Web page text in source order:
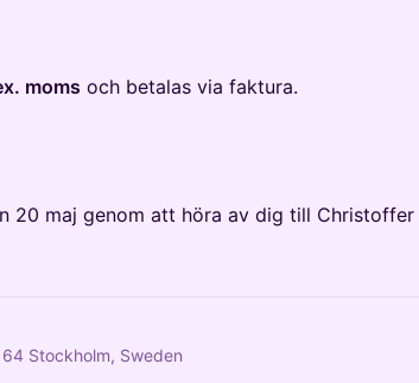
moms och betalas via faktura.
20 maj genom att höra av dig till Christoffer
Stockholm, Sweden